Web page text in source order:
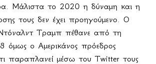
Μάλιστα το 2020 η δύναμη και η
τους δεν έχει προηγούμενο. Ο
Τραμπ πέθανε από τη
όμως ο Αμερικάνος πρόεδρος
παραπλανεί μέσω του Twitter τους